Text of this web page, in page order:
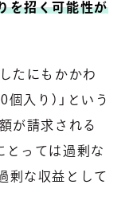
を招く可能性が
たにもかかわ
個入り）」という
が請求される
とっては過剰な
剰な収益として